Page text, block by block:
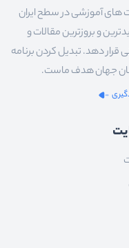
های آموزشی در سطح ایران
و بروزترین مقالات و
قرار دهد. تبدیل کردن برنامه
جهان هدف ماست.